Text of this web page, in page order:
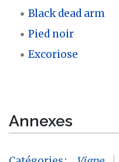
Black dead arm
Pied noir
Excoriose
Annexes